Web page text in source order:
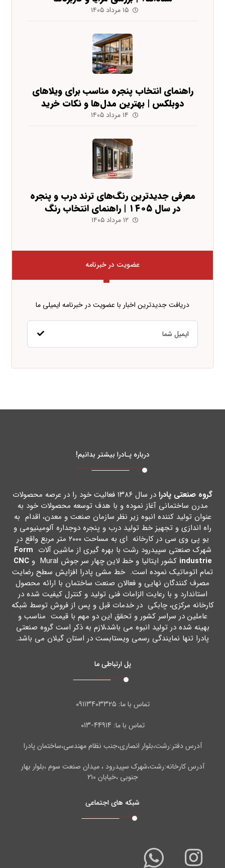
۱۵ مرداد ۱۴۰۵
راهنمای انتخاب پنجره مناسب برای ویلاهای
دوبلکس | بهترین مدل‌ها و نکات خرید
۱۴ مرداد ۱۴۰۵
معرفی جدیدترین رنگ‌های ترند درب و پنجره
در سال ۱۴۰۵ | راهنمای انتخاب رنگ
۱۲ مرداد ۱۴۰۵
عضویت در خبرنامه
دریافت جدیدترین اخبار با عضویت در خبرنامه ایمیلی ما
درباره پـادرا بیشتر بدانیم!
گروه صنعتی پادرا
در سال ۱۳۸۶ فعالیت خود را در عرصه محصولات
مدرن ساختمانی آغاز نموده و با هدف توسعه محصولات خود به
عنوان تولید کننده انبوه زیر نظر سازمان صنعت و معدن، اقدام به
راه اندازي و تجهیز خط تولید درب و پنجره دوجداره آلومینیومی و
یو پی وي سی در کارخانه اي به مساحت ۲۰۰۰ متر مربع واقع در
شهرك صنعتی سپیدرود رشت با بهره گیري از ماشین آلات Form
industrie کشور ایتالیا و خط لاین چهار سر جوش Mural و
CNC
تمام اتوماتیک نموده است. خط مشی پادرا افزایش سطح رضایت
مصرف کنندگان نهایی و فعالان صنعت ساختمان با ارائه محصول
استاندارد و با رعایت الزامات فنی تولید و کنترل کیفیت شده در
کارخانه مرکزي، چابکی در خدمات قبل و پس از فروش توسط شبکه
عاملین در سراسر کشور و تحقق این دو مهم با قیمت مناسب و
بهینه شده در تولید انبوه می باشد،لازم به ذکر است گروه صنعتی
پادرا تنها نمایندگی رسمی ویستابست در استان گیلان می باشد.
پل ارتباطی ما
تماس با ما:۰۹۱۱۳۴۰۳۳۲۵
تماس با ما: ۴۴۹۱۴-۰۱۳
آدرس دفتر:رشت،بلوار انصاری،جنب نظام مهندسی،ساختمان پادرا
آدرس کارخانه:رشت،شهرک سپیدرود ، میدان صنعت سوم ،بلوار بهار
جنوبی ،خیابان ۲۱۰
شبکه های اجتماعی